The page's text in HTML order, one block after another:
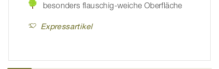
besonders flauschig-weiche Oberfläche
Expressartikel